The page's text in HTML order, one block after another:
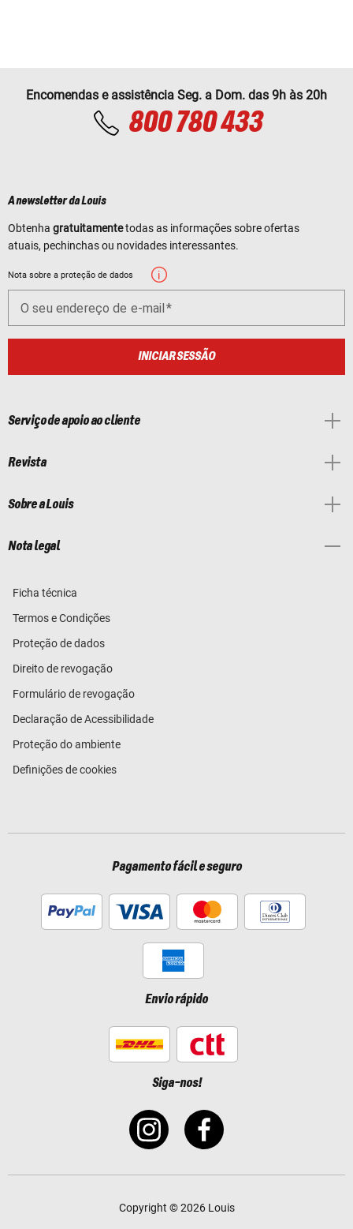
Encomendas e assistência Seg. a Dom. das 9h às 20h
800 780 433
A newsletter da Louis
Obtenha gratuitamentetodas as informações sobre ofertas
atuais, pechinchas ou novidades interessantes.
Nota sobre a proteção de dados
O seu endereço de e-mail
INICIAR SESSÃO
Serviço de apoio ao cliente
Revista
Sobre a Louis
Nota legal
Ficha técnica
Termos e Condições
Proteção de dados
Direito de revogação
Formulário de revogação
Declaração de Acessibilidade
Proteção do ambiente
Definições de cookies
Pagamento fácil e seguro
Envio rápido
Siga-nos!
Copyright © 2026 Louis